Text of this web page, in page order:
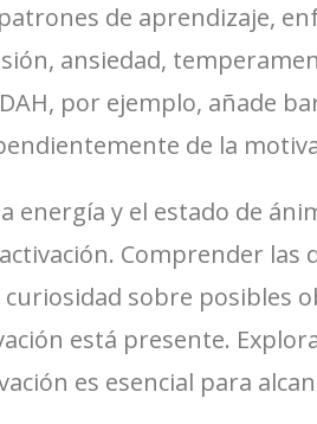
de aprendizaje,
ansiedad,
por ejemplo, añade
de la
energía y el estado de
Comprender las
sobre posibles
está presente.
es esencial para